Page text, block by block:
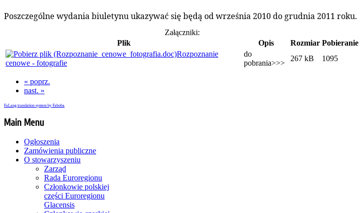
Poszczególne wydania biuletynu ukazywać się będą od września 2010 do grudnia 2011 roku.
Załączniki:
Plik
Opis Rozmiar Pobieranie
Rozpoznanie
cenowe - fotografie
do
pobrania>>>
267 kB 1095
« poprz.
nast. »
FaLang translation system by Faboba
Main Menu
Ogłoszenia
Zamówienia publiczne
O stowarzyszeniu
Zarząd
Rada Euroregionu
Członkowie polskiej
części Euroregionu
Glacensis